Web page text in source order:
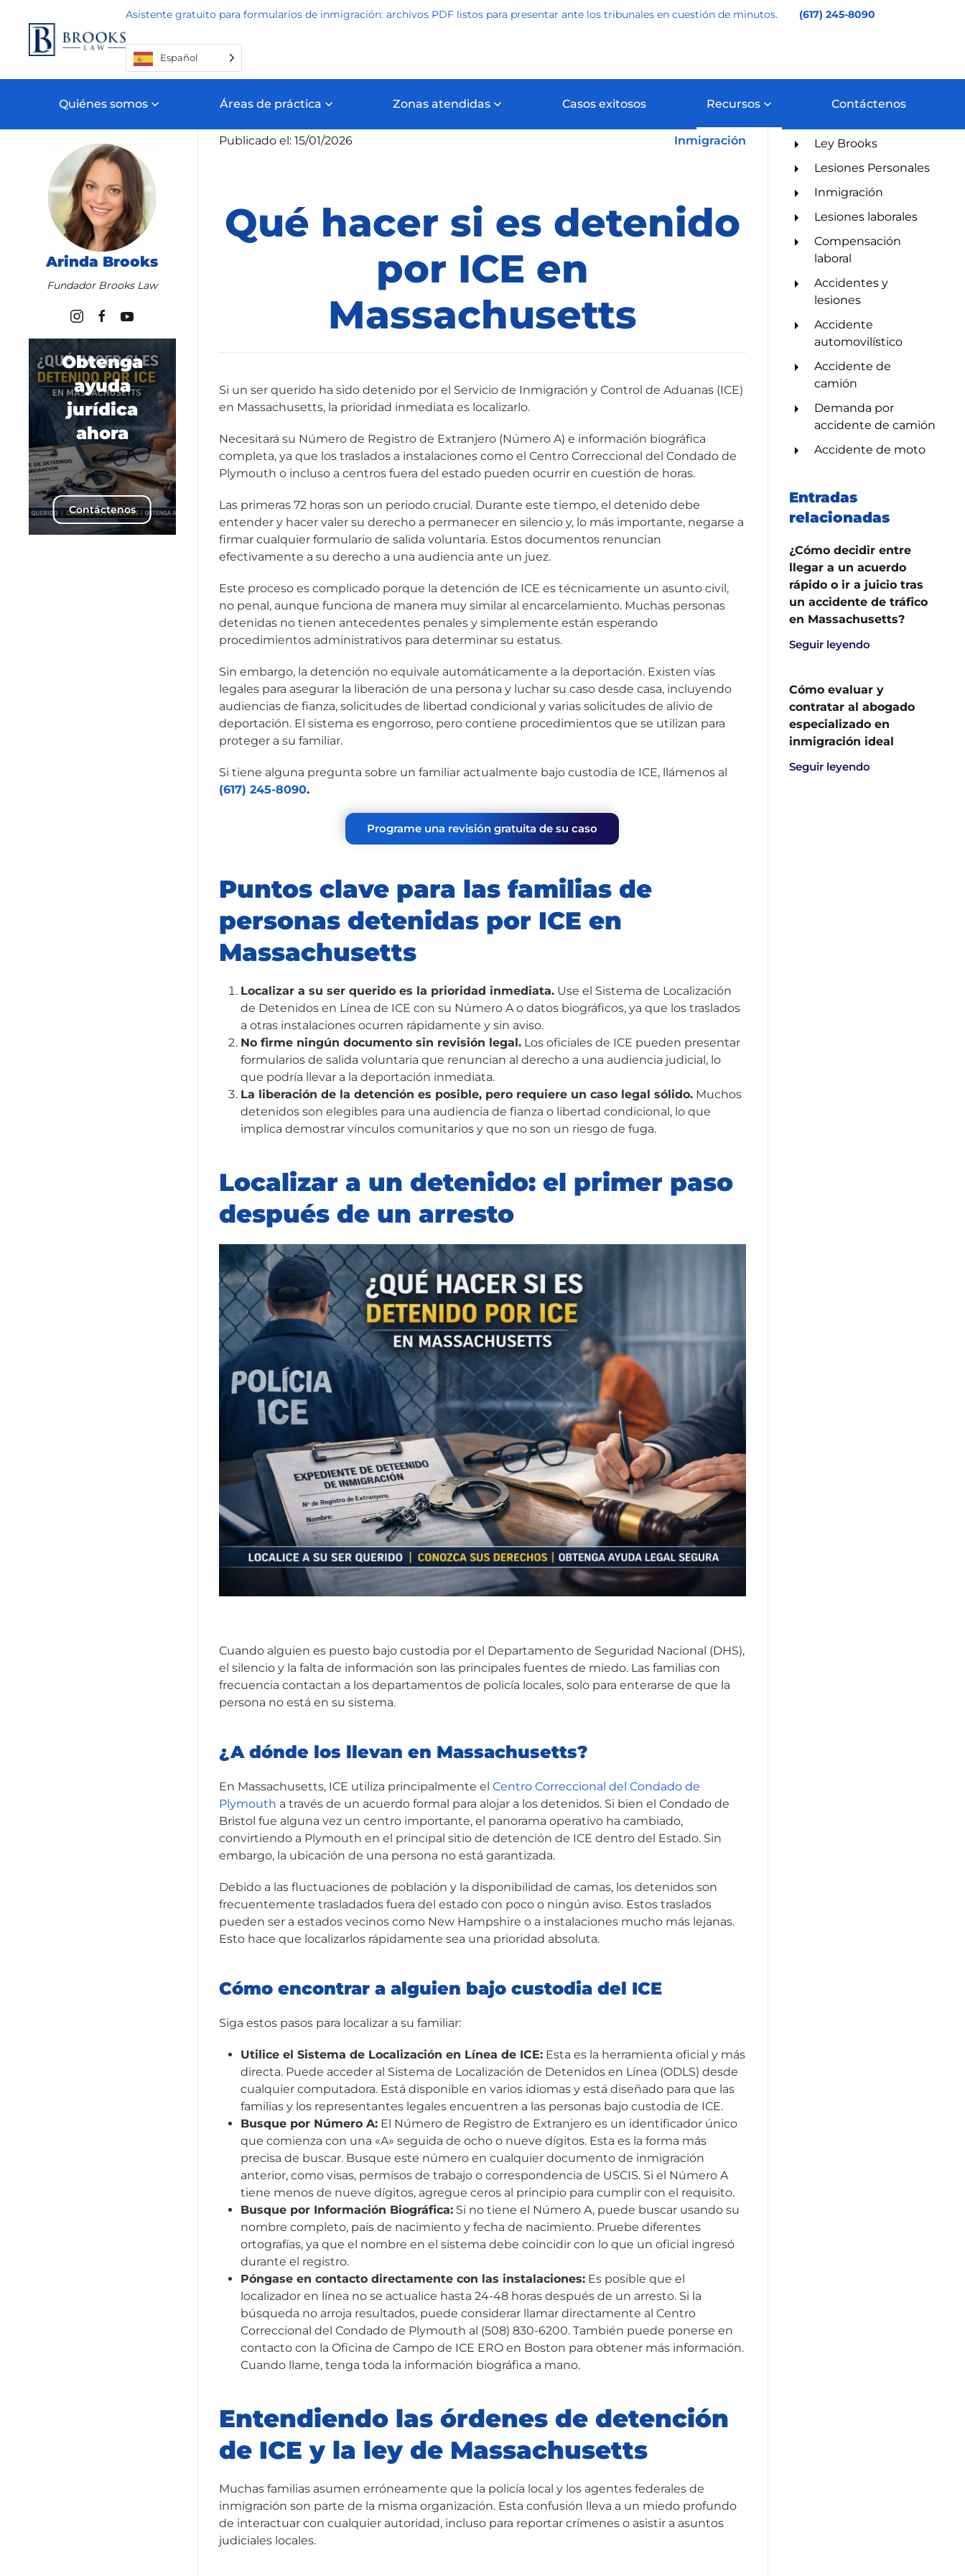
Ir al contenido principal
Asistente gratuito para formularios de inmigración: archivos PDF listos para presentar ante los tribunales en cuestión de minutos. (617) 245-8090
Español
Quiénes somos Áreas de práctica Zonas atendidas Casos exitosos Recursos Contáctenos
Arinda Brooks
Fundador Brooks Law
Obtenga
ayuda
jurídica
ahora
Contáctenos
Inicio Blog Inmigración Qué hacer si es detenido por ICE en Massachusetts
Publicado el: 15/01/2026 Inmigración
Qué hacer si es detenido
por ICE en
Massachusetts
Si un ser querido ha sido detenido por el Servicio de Inmigración y Control de Aduanas (ICE)
en Massachusetts, la prioridad inmediata es localizarlo.
Necesitará su Número de Registro de Extranjero (Número A) e información biográfica
completa, ya que los traslados a instalaciones como el Centro Correccional del Condado de
Plymouth o incluso a centros fuera del estado pueden ocurrir en cuestión de horas.
Las primeras 72 horas son un periodo crucial. Durante este tiempo, el detenido debe
entender y hacer valer su derecho a permanecer en silencio y, lo más importante, negarse a
firmar cualquier formulario de salida voluntaria. Estos documentos renuncian
efectivamente a su derecho a una audiencia ante un juez.
Este proceso es complicado porque la detención de ICE es técnicamente un asunto civil,
no penal, aunque funciona de manera muy similar al encarcelamiento. Muchas personas
detenidas no tienen antecedentes penales y simplemente están esperando
procedimientos administrativos para determinar su estatus.
Sin embargo, la detención no equivale automáticamente a la deportación. Existen vías
legales para asegurar la liberación de una persona y luchar su caso desde casa, incluyendo
audiencias de fianza, solicitudes de libertad condicional y varias solicitudes de alivio de
deportación. El sistema es engorroso, pero contiene procedimientos que se utilizan para
proteger a su familiar.
Si tiene alguna pregunta sobre un familiar actualmente bajo custodia de ICE, llámenos al
(617) 245-8090.
Programe una revisión gratuita de su caso
Puntos clave para las familias de
personas detenidas por ICE en
Massachusetts
Localizar a su ser querido es la prioridad inmediata.Use el Sistema de Localización
de Detenidos en Línea de ICE con su Número A o datos biográficos, ya que los traslados
a otras instalaciones ocurren rápidamente y sin aviso.
No firme ningún documento sin revisión legal.Los oficiales de ICE pueden presentar
formularios de salida voluntaria que renuncian al derecho a una audiencia judicial, lo
que podría llevar a la deportación inmediata.
La liberación de la detención es posible, pero requiere un caso legal sólido.Muchos
detenidos son elegibles para una audiencia de fianza o libertad condicional, lo que
implica demostrar vínculos comunitarios y que no son un riesgo de fuga.
Localizar a un detenido: el primer paso
después de un arresto
Cuando alguien es puesto bajo custodia por el Departamento de Seguridad Nacional (DHS),
el silencio y la falta de información son las principales fuentes de miedo. Las familias con
frecuencia contactan a los departamentos de policía locales, solo para enterarse de que la
persona no está en su sistema.
¿A dónde los llevan en Massachusetts?
En Massachusetts, ICE utiliza principalmente el Centro Correccional del Condado de
Plymouth a través de un acuerdo formal para alojar a los detenidos. Si bien el Condado de
Bristol fue alguna vez un centro importante, el panorama operativo ha cambiado,
convirtiendo a Plymouth en el principal sitio de detención de ICE dentro del Estado. Sin
embargo, la ubicación de una persona no está garantizada.
Debido a las fluctuaciones de población y la disponibilidad de camas, los detenidos son
frecuentemente trasladados fuera del estado con poco o ningún aviso. Estos traslados
pueden ser a estados vecinos como New Hampshire o a instalaciones mucho más lejanas.
Esto hace que localizarlos rápidamente sea una prioridad absoluta.
Cómo encontrar a alguien bajo custodia del ICE
Siga estos pasos para localizar a su familiar:
Utilice el Sistema de Localización en Línea de ICE:Esta es la herramienta oficial y más
directa. Puede acceder al Sistema de Localización de Detenidos en Línea (ODLS) desde
cualquier computadora. Está disponible en varios idiomas y está diseñado para que las
familias y los representantes legales encuentren a las personas bajo custodia de ICE.
Busque por Número A:El Número de Registro de Extranjero es un identificador único
que comienza con una «A» seguida de ocho o nueve dígitos. Esta es la forma más
precisa de buscar. Busque este número en cualquier documento de inmigración
anterior, como visas, permisos de trabajo o correspondencia de USCIS. Si el Número A
tiene menos de nueve dígitos, agregue ceros al principio para cumplir con el requisito.
Busque por Información Biográfica:Si no tiene el Número A, puede buscar usando su
nombre completo, país de nacimiento y fecha de nacimiento. Pruebe diferentes
ortografías, ya que el nombre en el sistema debe coincidir con lo que un oficial ingresó
durante el registro.
Póngase en contacto directamente con las instalaciones:Es posible que el
localizador en línea no se actualice hasta 24-48 horas después de un arresto. Si la
búsqueda no arroja resultados, puede considerar llamar directamente al Centro
Correccional del Condado de Plymouth al (508) 830-6200. También puede ponerse en
contacto con la Oficina de Campo de ICE ERO en Boston para obtener más información.
Cuando llame, tenga toda la información biográfica a mano.
Entendiendo las órdenes de detención
de ICE y la ley de Massachusetts
Muchas familias asumen erróneamente que la policía local y los agentes federales de
inmigración son parte de la misma organización. Esta confusión lleva a un miedo profundo
de interactuar con cualquier autoridad, incluso para reportar crímenes o asistir a asuntos
judiciales locales.
Categorías
Ley Brooks
Lesiones Personales
Inmigración
Lesiones laborales
Compensación
laboral
Accidentes y
lesiones
Accidente
automovilístico
Accidente de
camión
Demanda por
accidente de camión
Accidente de moto
Entradas
relacionadas
¿Cómo decidir entre
llegar a un acuerdo
rápido o ir a juicio tras
un accidente de tráfico
en Massachusetts?
Seguir leyendo
Cómo evaluar y
contratar al abogado
especializado en
inmigración ideal
Seguir leyendo